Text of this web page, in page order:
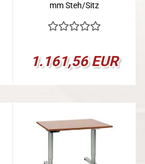
mm Steh/Sitz
1.161,56 EUR